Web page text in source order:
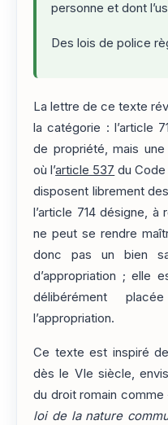
personne et dont
Des lois de police
La lettre de ce texte
la catégorie : l’article
de propriété, mais
où l’article 537 du
disposent librement
l’article 714 désigne,
ne peut se rendre
donc pas un bien
d’appropriation ; elle
délibérément
l’appropriation.
Ce texte est inspiré
dès le VIe siècle,
du droit romain comme
loi de la nature